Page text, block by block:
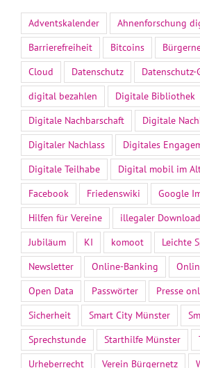
Adventskalender
Ahnenforschung
Barrierefreiheit
Bitcoins
Cloud
Datenschutz
digital bezahlen
Digitale Bibliothek
Digitale Nachbarschaft
Digitale
Digitaler Nachlass
Digitales
Digitale Teilhabe
Digital mobil im
Facebook
Friedenswiki
Google
Hilfen für Vereine
illegaler Download
Jubiläum
KI komoot
Leichte
Newsletter
Online-Banking
Open Data
Passwörter Presse
Sicherheit
Smart City Münster
Sprechstunde
Starthilfe Münster
Urheberrecht
Verein Bürgernetz